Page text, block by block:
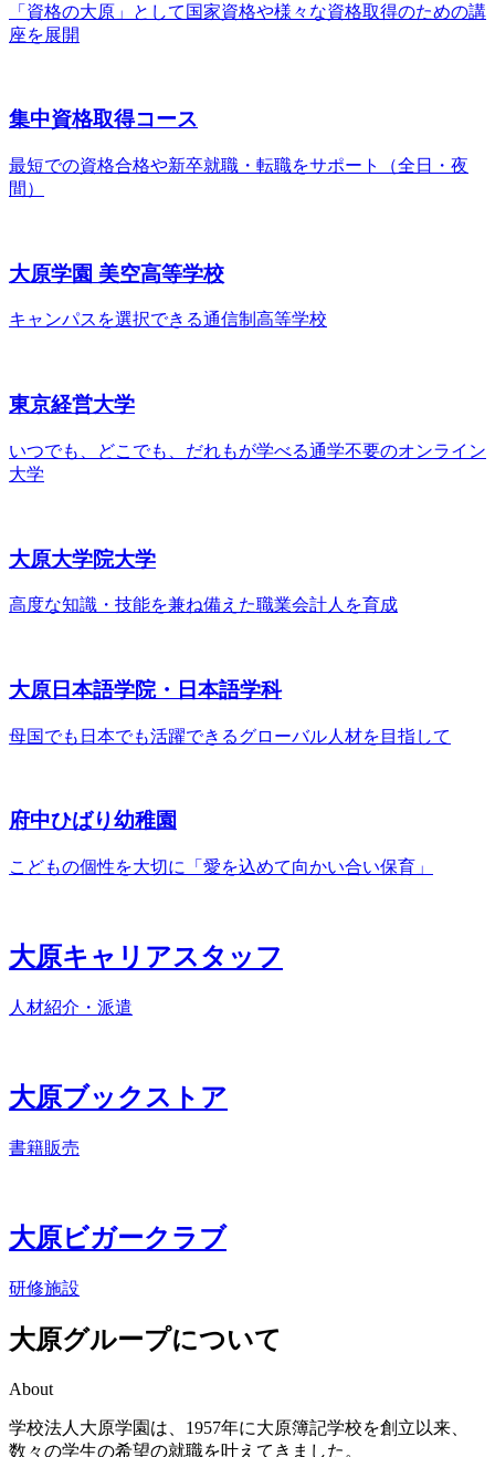
「資格の大原」として国家資格や様々な資格取得のための講
座を展開
集中資格取得コース
最短での資格合格や新卒就職・転職をサポート（全日・夜
間）
大原学園 美空高等学校
キャンパスを選択できる通信制高等学校
東京経営大学
いつでも、どこでも、だれもが学べる通学不要のオンライン
大学
大原大学院大学
高度な知識・技能を兼ね備えた職業会計人を育成
大原日本語学院・ 日本語学科
母国でも日本でも活躍できるグローバル人材を目指して
府中ひばり幼稚園
こどもの個性を大切に 「愛を込めて向かい合い保育」
大原キャリアスタッフ
人材紹介・派遣
大原ブックストア
書籍販売
大原ビガークラブ
研修施設
大原グループについて
About
学校法人大原学園は、1957年に大原簿記学校を創立以来、
数々の学生の希望の就職を叶えてきました。